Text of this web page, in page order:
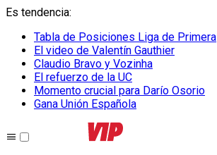
Es tendencia:
Tabla de Posiciones Liga de Primera
El video de Valentín Gauthier
Claudio Bravo y Vozinha
El refuerzo de la UC
Momento crucial para Darío Osorio
Gana Unión Española